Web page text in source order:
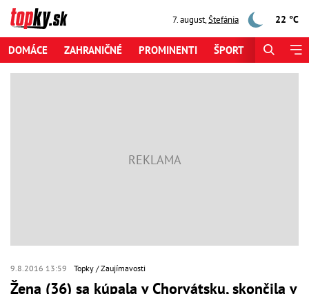
7. august,Štefánia 22 °C
DOMÁCE ZAHRANIČNÉ PROMINENTI ŠPORT
9.8.2016 13:59 Topky Zaujímavosti
Žena (36) sa kúpala v Chorvátsku, skončila v